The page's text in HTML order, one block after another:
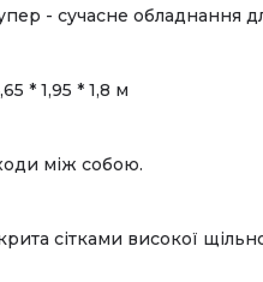
- сучасне обладнання
* 1,95 * 1,8 м
між собою.
сітками високої